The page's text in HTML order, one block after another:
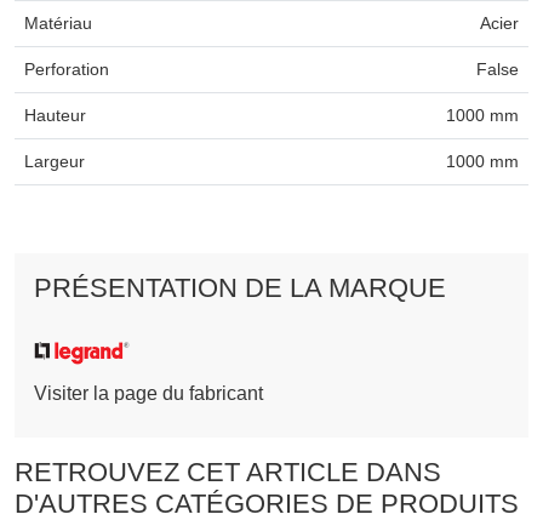
Matériau Acier
Perforation False
Hauteur 1000 mm
Largeur 1000 mm
PRÉSENTATION DE LA MARQUE
Visiter la page du fabricant
RETROUVEZ CET ARTICLE DANS
D'AUTRES CATÉGORIES DE PRODUITS